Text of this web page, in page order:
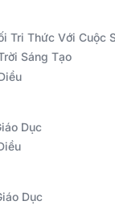
Tri Thức Với Cuộc
Sáng Tạo
Dục
Dục